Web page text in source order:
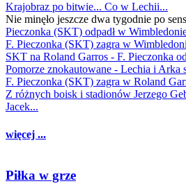
Krajobraz po bitwie... Co w Lechii...
Nie minęło jeszcze dwa tygodnie po
Pieczonka (SKT) odpadł w
F. Pieczonka (SKT) zagra w
SKT na Roland Garros - F. Pieczonka
Pomorze znokautowane - Lechia i Arka
F. Pieczonka (SKT) zagra w Roland
Z różnych boisk i stadionów Jerzego
Jacek...
więcej ...
Piłka w grze